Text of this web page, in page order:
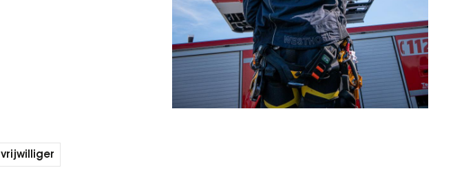
vrijwilliger